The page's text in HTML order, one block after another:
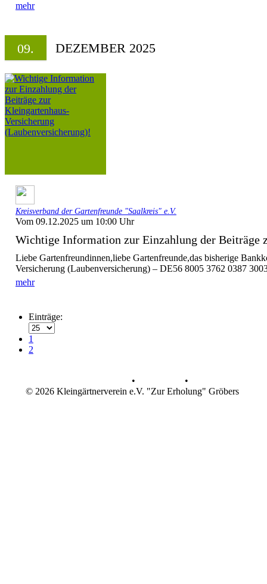
mehr
09. DEZEMBER 2025
Kreisverband der Gartenfreunde "Saalkreis" e.V.
Vom 09.12.2025 um 10:00 Uhr
Wichtige Information zur Einzahlung der Beiträge
Liebe Gartenfreundinnen,liebe Gartenfreunde,das bisherige
Versicherung (Laubenversicherung) – DE56 8005 3762 0387
mehr
Einträge:
1
2
•
•
© 2026 Kleingärtnerverein e.V. "Zur Erholung" Gröbers